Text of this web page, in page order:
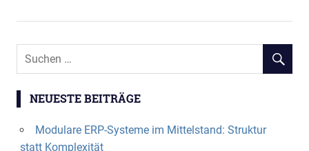
NEUESTE BEITRÄGE
Modulare ERP-Systeme im Mittelstand: Struktur
statt Komplexität